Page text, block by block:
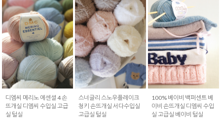
디엠씨 메리노 에센셜 4 손
뜨개실 디엠씨 수입실 고급
실 털실
스너글리 스노우플레이크
청키 손뜨개실 서다수입실
고급실 털실
100% 베이비 백퍼센트 베
이비 손뜨개실 디엠씨 수입
실 고급실 베이비 털실